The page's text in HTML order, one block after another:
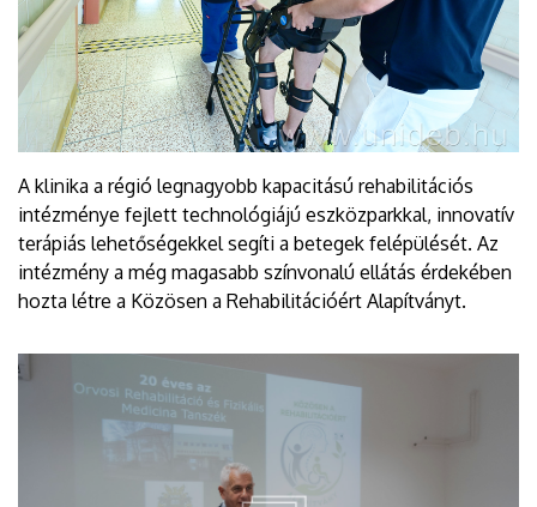
A klinika a régió legnagyobb kapacitású rehabilitációs
intézménye fejlett technológiájú eszközparkkal, innovatív
terápiás lehetőségekkel segíti a betegek felépülését. Az
intézmény a még magasabb színvonalú ellátás érdekében
hozta létre a Közösen a Rehabilitációért Alapítványt.